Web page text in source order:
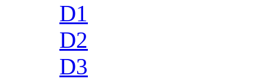
D1
D2
D3